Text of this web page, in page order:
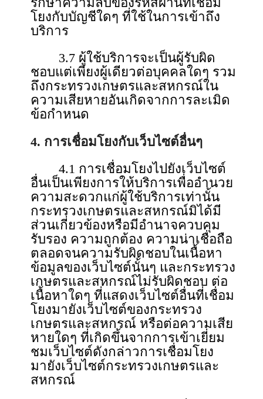
โยงกับบัญชีใดๆ ที่ใช้ในการเข้าถึง
บริการ
3.7 ผู้ใช้บริการจะเป็นผู้รับผิด
ชอบแต่เพียงผู้เดียวต่อบุคคลใดๆ รวม
ถึงกระทรวงเกษตรและสหกรณ์ใน
ความเสียหายอันเกิดจากการละเมิด
ข้อกําหนด
4. การเชื่อมโยงกับเว็บไซต์อื่นๆ
4.1 การเชื่อมโยงไปยังเว็บไซต์
อื่นเป็นเพียงการให้บริการเพื่ออํานวย
ความสะดวกแก่ผู้ใช้บริการเท่านั้น
กระทรวงเกษตรและสหกรณ์มิได้มี
ส่วนเกี่ยวข้องหรือมีอํานาจควบคุม
รับรอง ความถูกต้อง ความน่าเชื่อถือ
ตลอดจนความรับผิดชอบในเนื้อหา
ข้อมูลของเว็บไซต์นั้นๆ และกระทรวง
เกษตรและสหกรณ์ไม่รับผิดชอบ ต่อ
เนื้อหาใดๆ ที่แสดงเว็บไซต์อื่นที่เชื่อม
โยงมายังเว็บไซต์ของกระทรวง
เกษตรและสหกรณ์ หรือต่อความเสีย
หายใดๆ ที่เกิดขึ้นจากการเข้าเยี่ยม
ชมเว็บไซต์ดังกล่าวการเชื่อมโยง
มายังเว็บไซต์กระทรวงเกษตรและ
สหกรณ์